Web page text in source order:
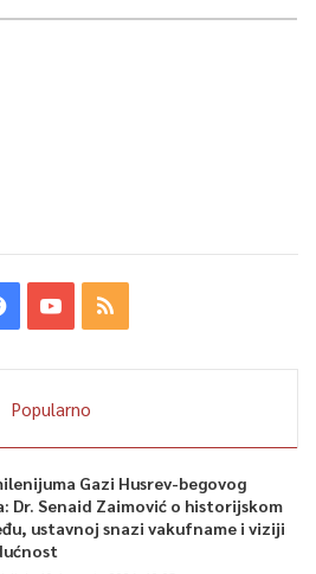
Popularno
Gazi Husrev-begovog
Dr. Senaid Zaimović o historijskom
ustavnoj snazi vakufname i viziji